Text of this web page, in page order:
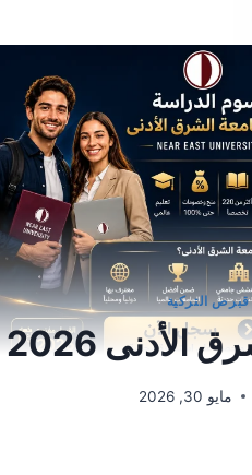
التركية
2026
مايو 30, 2026